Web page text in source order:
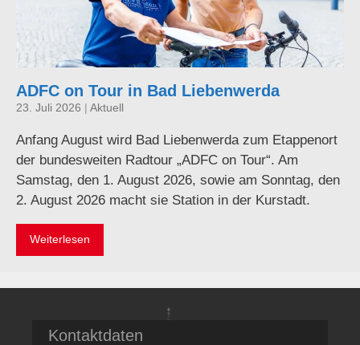
ADFC on Tour in Bad Liebenwerda
23. Juli 2026 | Aktuell
Anfang August wird Bad Liebenwerda zum Etappenort
der bundesweiten Radtour „ADFC on Tour“. Am
Samstag, den 1. August 2026, sowie am Sonntag, den
2. August 2026 macht sie Station in der Kurstadt.
Weiterlesen
Kontaktdaten